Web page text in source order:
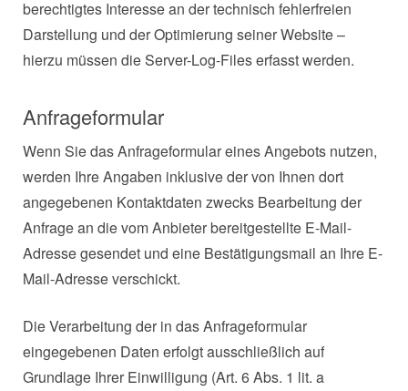
berechtigtes Interesse an der technisch fehlerfreien
Darstellung und der Optimierung seiner Website –
hierzu müssen die Server-Log-Files erfasst werden.
Anfrageformular
Wenn Sie das Anfrageformular eines Angebots nutzen,
werden Ihre Angaben inklusive der von Ihnen dort
angegebenen Kontaktdaten zwecks Bearbeitung der
Anfrage an die vom Anbieter bereitgestellte E-Mail-
Adresse gesendet und eine Bestätigungsmail an Ihre E-
Mail-Adresse verschickt.
Die Verarbeitung der in das Anfrageformular
eingegebenen Daten erfolgt ausschließlich auf
Grundlage Ihrer Einwilligung (Art. 6 Abs. 1 lit. a